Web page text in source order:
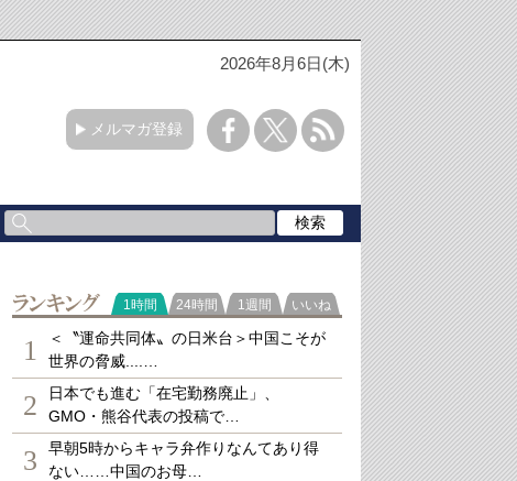
2026年8月6日(木)
メルマガ登録
ランキング
1時間 24時間 1週間 いいね
1
＜〝運命共同体〟の日米台＞中国こそが
世界の脅威....…
2
日本でも進む「在宅勤務廃止」、
GMO・熊谷代表の投稿で…
3
早朝5時からキャラ弁作りなんてあり得
ない……中国のお母…